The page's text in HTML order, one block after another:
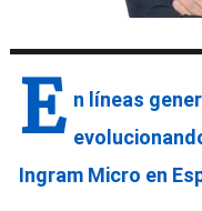
E n líneas
Ingram Micro en